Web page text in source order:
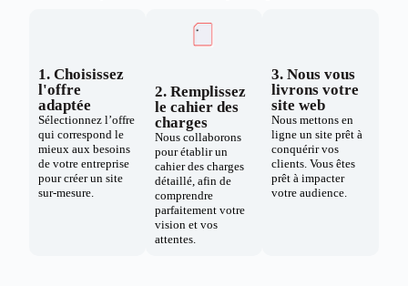
1. Choisissez
l'offre
adaptée
Sélectionnez l’offre
qui correspond le
mieux aux besoins
de votre entreprise
pour créer un site
sur-mesure.
2. Remplissez
le cahier des
charges
Nous collaborons
pour établir un
cahier des charges
détaillé, afin de
comprendre
parfaitement votre
vision et vos
attentes.
3. Nous vous
livrons votre
site web
Nous mettons en
ligne un site prêt à
conquérir vos
clients. Vous êtes
prêt à impacter
votre audience.